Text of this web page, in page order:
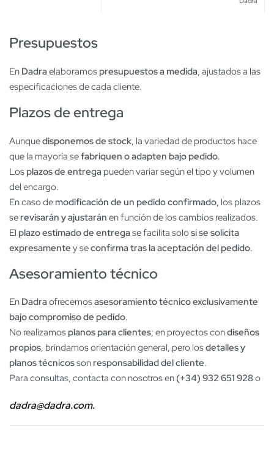
Presupuestos
En Dadraelaboramos presupuestos a medida, ajustados a las
especificaciones de cada cliente.
Plazos de entrega
Aunquedisponemos de stock, la variedad de productos hace
que la mayoría sefabriquen o adapten bajo pedido.
Los plazos de entrega pueden variar según el tipo y volumen
del encargo.
En caso de modificación de un pedido confirmado, los plazos
se revisarán y ajustarán en función de los cambios realizados.
El plazo estimado de entregase facilita solosi se solicita
expresamente y seconfirma tras la aceptación del pedido.
Asesoramiento técnico
En Dadraofrecemosasesoramiento técnico exclusivamente
bajo compromiso de pedido.
No realizamos planos para clientes; en proyectos condiseños
propios, brindamos orientación general, pero losdetalles y
planos técnicosson responsabilidad del cliente.
Para consultas, contacta con nosotros en (+34) 932 651 928o
dadra@dadra.com.